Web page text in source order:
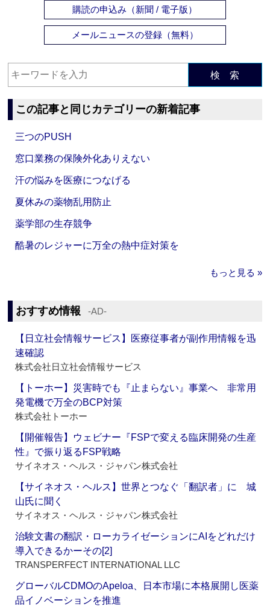
購読の申込み（新聞 / 電子版）
メールニュースの登録（無料）
検 索
この記事と同じカテゴリーの新着記事
三つのPUSH
窓口業務の保険外化ありえない
汗の悩みを医療につなげる
夏休みの薬物乱用防止
薬学部の生存競争
酷暑のレジャーに万全の熱中症対策を
もっと見る »
おすすめ情報 ‐AD‐
【日立社会情報サービス】医療従事者が副作用情報を迅
速確認
株式会社日立社会情報サービス
【トーホー】災害時でも『止まらない』事業へ 非常用
発電機で万全のBCP対策
株式会社トーホー
【開催報告】ウェビナー『FSPで変える臨床開発の生産
性』で振り返るFSP戦略
サイネオス・ヘルス・ジャパン株式会社
【サイネオス・ヘルス】世界とつなぐ「翻訳者」に 城
山氏に聞く
サイネオス・ヘルス・ジャパン株式会社
治験文書の翻訳・ローカライゼーションにAIをどれだけ
導入できるかーその[2]
TRANSPERFECT INTERNATIONAL LLC
グローバルCDMOのApeloa、日本市場に本格展開し医薬
品イノベーションを推進